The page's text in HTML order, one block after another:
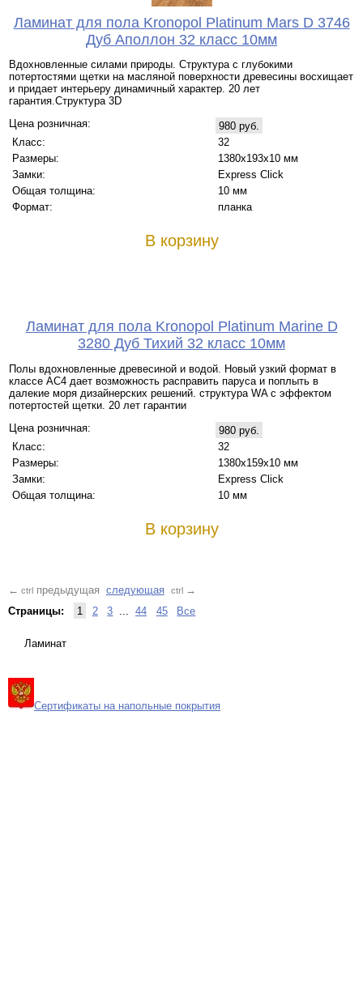
Ламинат для пола Kronopol Platinum Mars D 3746
Дуб Аполлон 32 класс 10мм
Вдохновленные силами природы. Структура с глубокими
потертостями щетки на масляной поверхности древесины восхищает
и придает интерьеру динамичный характер. 20 лет
гарантия.Структура 3D
Цена розничная:
980 руб.
Класс:
32
Размеры:
1380х193х10 мм
Замки:
Express Click
Общая толщина:
10 мм
Формат:
планка
В корзину
Ламинат для пола Kronopol Platinum Marine D
3280 Дуб Тихий 32 класс 10мм
Полы вдохновленные древесиной и водой. Новый узкий формат в
классе AC4 дает возможность расправить паруса и поплыть в
далекие моря дизайнерских решений. структура WA с эффектом
потертостей щетки. 20 лет гарантии
Цена розничная:
980 руб.
Класс:
32
Размеры:
1380х159х10 мм
Замки:
Express Click
Общая толщина:
10 мм
В корзину
← ctrl предыдущая следующая ctrl →
Страницы: 1 2 3 44 45 Все
Ламинат
Сертификаты на напольные покрытия